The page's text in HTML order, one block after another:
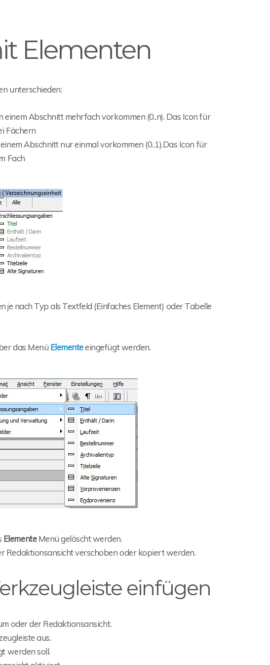
Elementen
unterschieden:
Abschnitt mehrfach vorkommen (0..n). Das Icon für
Fächern
Abschnitt nur einmal vorkommen (0..1).Das Icon für
Fach
nach Typ als Textfeld (Einfaches Element) oder Tabelle
das Menü Elementeeingefügt werden.
ElementeMenü gelöscht werden.
Redaktionsansicht verschoben oder kopiert werden.
einfügen
oder der Redaktionsansicht.
aus.
werden soll.